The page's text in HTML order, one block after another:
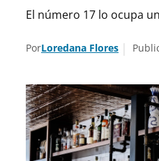
El número 17 lo ocupa
PorLoredana Flores